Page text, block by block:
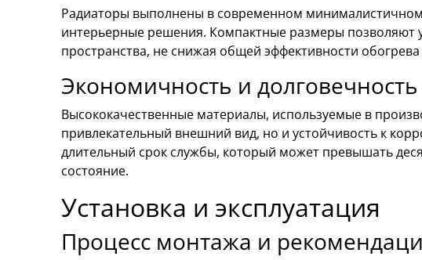
Радиаторы выполнены в современном
интерьерные решения. Компактные размеры позволяют
пространства, не снижая общей эффективности
Экономичность и
Высококачественные материалы, используемые в
привлекательный внешний вид, но и устойчивость к
длительный срок службы, который может превышать
состояние.
Установка и эксплуатация
Процесс монтажа и